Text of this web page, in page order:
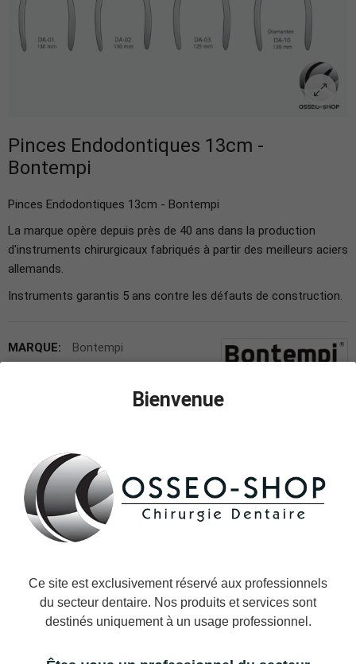
Pinces Endodontiques 13cm -
Bontempi
Pinces Endodontiques 13cm - Bontempi
La marque opère depuis près de 40 ans dans la production
d'instruments chirurgicaux fabriqués à partir des meilleurs aciers
allemands.
Instruments garantis 5 ans contre les défauts de construction.
MARQUE:
Bontempi
Variantes Pinces Endodontiques 13cm :
canaux courbe, 13 cm
DA-01 Pince pour canaux courbe, 13 cm
DA-03 Pince pour canaux courbe, 90°, 12,5 cm
DA-10 Pince pour canaux courbe, Diamantées, 13 cm
Bienvenue
Ce site est exclusivement réservé aux professionnels
du secteur dentaire. Nos produits et services sont
destinés uniquement à un usage professionnel.